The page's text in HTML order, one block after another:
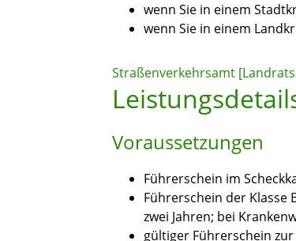
wenn Sie in einem
wenn Sie in einem
Straßenverkehrsamt
Voraussetzungen
Führerschein im
Führerschein der Klasse
zwei Jahren; bei
gültiger Führerschein